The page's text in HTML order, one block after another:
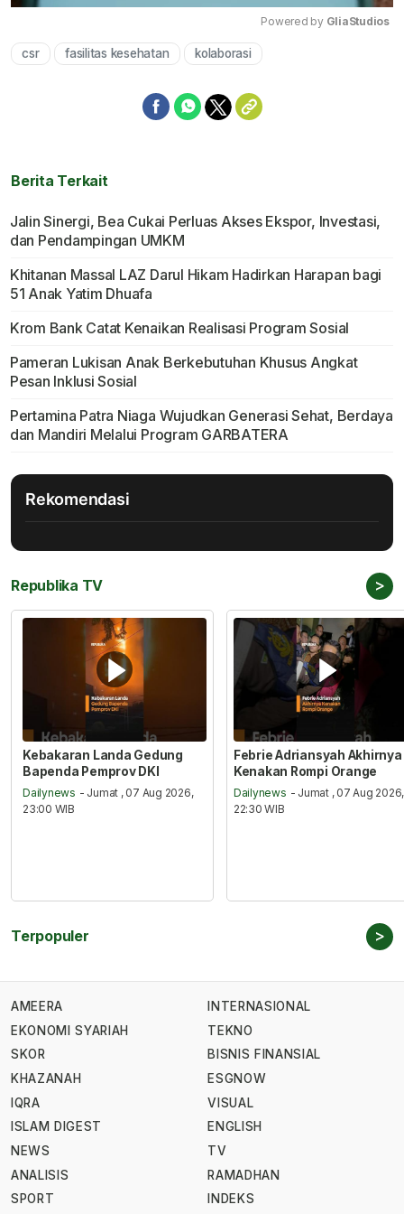
Powered by GliaStudios
csr fasilitas kesehatan kolaborasi
Berita Terkait
Jalin Sinergi, Bea Cukai Perluas Akses Ekspor, Investasi,
dan Pendampingan UMKM
Khitanan Massal LAZ Darul Hikam Hadirkan Harapan bagi
51 Anak Yatim Dhuafa
Krom Bank Catat Kenaikan Realisasi Program Sosial
Pameran Lukisan Anak Berkebutuhan Khusus Angkat
Pesan Inklusi Sosial
Pertamina Patra Niaga Wujudkan Generasi Sehat, Berdaya
dan Mandiri Melalui Program GARBATERA
Rekomendasi
Republika TV >
Kebakaran Landa Gedung
Bapenda Pemprov DKI
Dailynews - Jumat , 07 Aug 2026,
23:00 WIB
Febrie Adriansyah Akhirnya
Kenakan Rompi Orange
Dailynews - Jumat , 07 Aug 2026,
22:30 WIB
Terpopuler >
AMEERA
EKONOMI SYARIAH
SKOR
KHAZANAH
IQRA
ISLAM DIGEST
NEWS
ANALISIS
SPORT
INTERNASIONAL
TEKNO
BISNIS FINANSIAL
ESGNOW
VISUAL
ENGLISH
TV
RAMADHAN
INDEKS